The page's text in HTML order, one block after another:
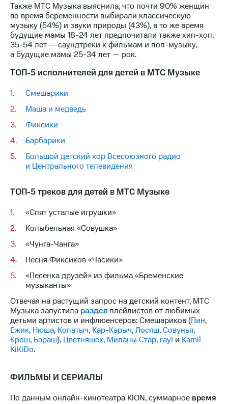
Описание
Еврооблигации-2023
Уведомление
о
погашении
именных
облигаций
Регистратор
Реквизиты
развитие
деловая этика
Также МТС Музыка выяснила, что почти 90% женщин
во время беременности выбирали классическую
музыку (54%) и звуки природы (43%), в то же время
будущие мамы 18-24 лет предпочитали также хип-хоп,
35-54 лет — саундтреки к фильмам и поп-музыку,
а будущие мамы 25-34 лет — рок.
ТОП-5 исполнителей для детей в МТС Музыке
Смешарики
Маша и медведь
Фиксики
Барбарики
Большой детский хор Всесоюзного радио
и Центрального телевидения
ТОП-5 треков для детей в МТС Музыке
«Спят усталые игрушки»
Колыбельная «Совушка»
«Чунга-Чанга»
Песня Фиксиков «Часики»
«Песенка друзей» из фильма «Бременские
музыканты»
Отвечая на растущий запрос на детский контент, МТС
Музыка запустила раздел плейлистов от любимых
детьми артистов и инфлюенсеров: Смешариков (Пин,
Ежик, Нюша, Копатыч, Кар-Карыч,Лосяш,Совунья,
Крош, Бараш), Цветняшек, Миланы Стар, ray! и Kamil
KiKiDo.
ФИЛЬМЫ И СЕРИАЛЫ
По данным онлайн-кинотеатра KION, суммарное время